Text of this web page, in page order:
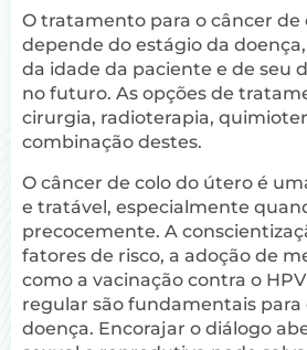
O tratamento para o câncer de
depende do estágio da
da idade da paciente e de seu
no futuro. As opções de
cirurgia, radioterapia,
combinação destes.
O câncer de colo do útero é
e tratável, especialmente
precocemente. A
fatores de risco, a adoção de
como a vacinação contra o
regular são fundamentais
doença. Encorajar o diálogo